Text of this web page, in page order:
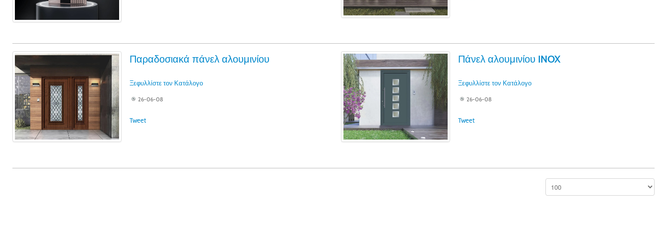
Παραδοσιακά πάνελ αλουμινίου
Ξεφυλλίστε τον Κατάλογο
26-06-08
Tweet
Πάνελ αλουμινίου INOX
Ξεφυλλίστε τον Κατάλογο
26-06-08
Tweet